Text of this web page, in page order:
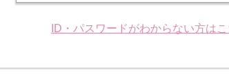
ID・パスワードがわからない方は